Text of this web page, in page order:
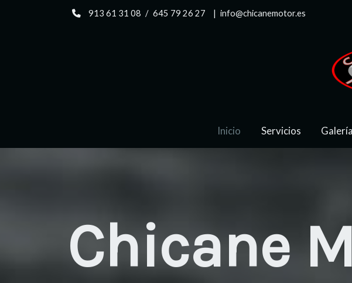
913 61 31 08 / 645 79 26 27 | info@chicanemotor.es
Inicio Servicios Galería
Chicane